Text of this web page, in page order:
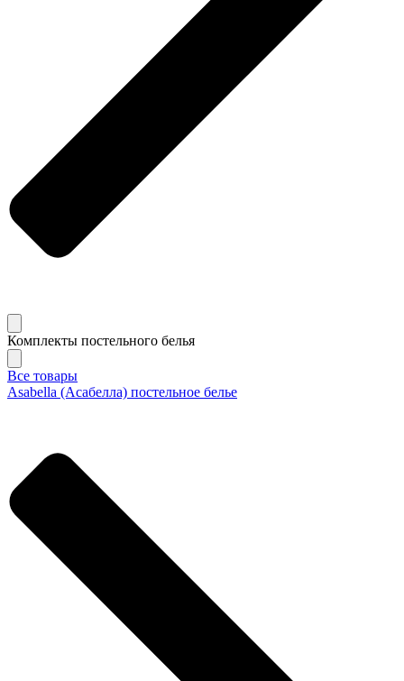
Комплекты постельного белья
Все товары
Asabella (Асабелла) постельное белье